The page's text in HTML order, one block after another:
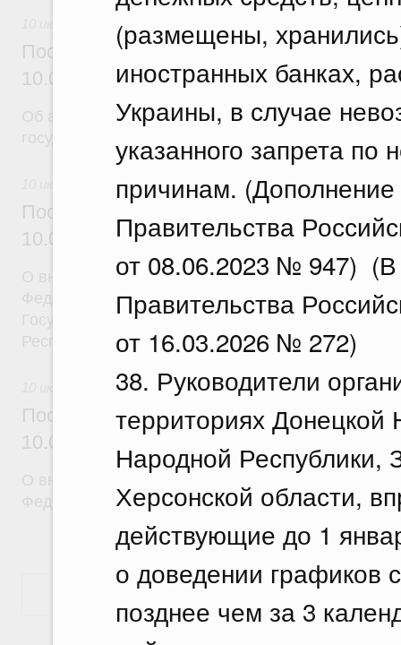
(размещены,
иностранных банках,
Украины, в случае
указанного запрета по
причинам.
Правительства
от 08.06.2023 № 947)
Правительства
от 16.03.2026 № 272)
38. Руководители
территориях Донецкой
Народной Республики,
Херсонской области,
действующие до 1
о доведении графиков
позднее чем за 3
Постановление Правительства
10.07.2026 г. № 869
Об авансировании
Постановление Правительства
10.07.2026 г. № 873
О внесении на ратификацию Соглашения между
Федерацией и Республикой Абхазия о
Государственной программы социально-
Республики Абхазия на 2026 - 2030 годы
Постановление Правительства
10.07.2026 г. № 870
Федерации от 30 апреля 2009 г. № 372
Показать еще